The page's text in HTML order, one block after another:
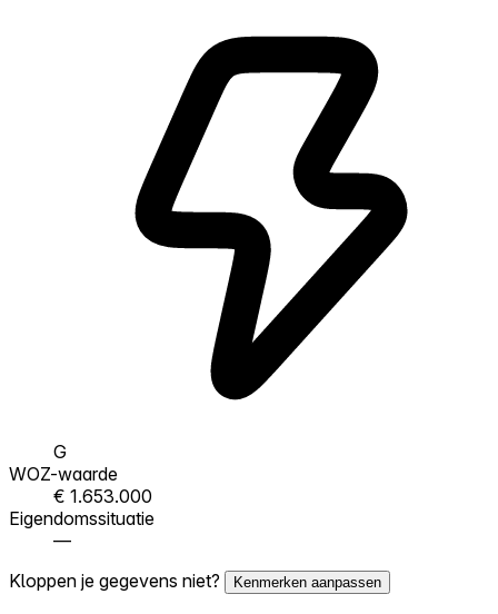
G
WOZ-waarde
€ 1.653.000
Eigendomssituatie
—
Kloppen je gegevens niet?
Kenmerken aanpassen